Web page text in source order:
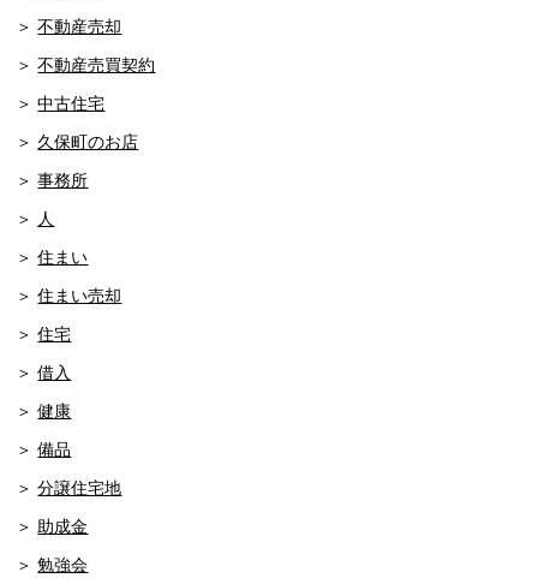
不動産売却
不動産売買契約
中古住宅
久保町のお店
事務所
人
住まい
住まい売却
住宅
借入
健康
備品
分譲住宅地
助成金
勉強会